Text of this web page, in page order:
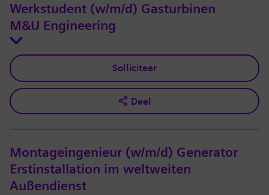
Werkstudent (w/m/d) Gasturbinen
M&U Engineering
Solliciteer
Deel
Montageingenieur (w/m/d) Generator
Erstinstallation im weltweiten
Außendienst